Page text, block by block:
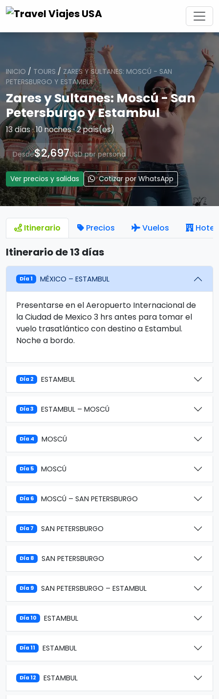
INICIO / TOURS / ZARES Y SULTANES: MOSCÚ - SAN
PETERSBURGO Y ESTAMBUL
Zares y Sultanes: Moscú - San
Petersburgo y Estambul
13 días · 10 noches · 2 país(es)
Desde$2,697USD por persona
Ver precios y salidas Cotizar por WhatsApp
Itinerario Precios Vuelos
Itinerario de 13 días
Día 1 MÉXICO – ESTAMBUL
Presentarse en el Aeropuerto Internacional de
la Ciudad de Mexico 3 hrs antes para tomar el
vuelo trasatlántico con destino a Estambul.
Noche a bordo.
Día 2 ESTAMBUL
Día 3 ESTAMBUL – MOSCÚ
Día 4 MOSCÚ
Día 5 MOSCÚ
Día 6 MOSCÚ – SAN PETERSBURGO
Día 7 SAN PETERSBURGO
Día 8 SAN PETERSBURGO
Día 9 SAN PETERSBURGO – ESTAMBUL
Día 10 ESTAMBUL
Día 11 ESTAMBUL
Día 12 ESTAMBUL